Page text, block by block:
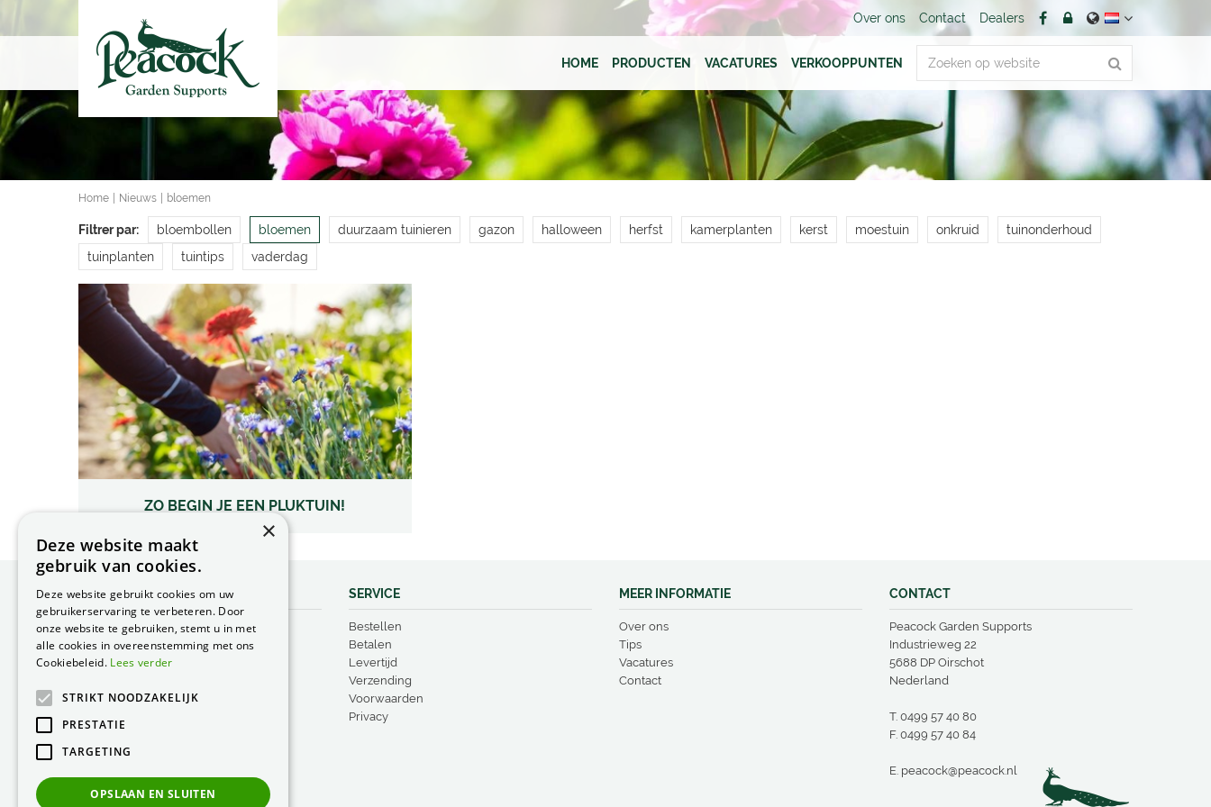
Home Nieuws bloemen
Over ons Contact Dealers
HOME PRODUCTEN VACATURES VERKOOPPUNTEN
Filtrer par: bloembollen bloemen duurzaam tuinieren gazon halloween herfst kamerplanten kerst moestuin onkruid
tuinonderhoud
tuinplanten
tuintips vaderdag
ZO BEGIN JE EEN PLUKTUIN!
ADVIES EN TIPS
Pinnups
Borderranden
Plantensteunen
Steunringen
SERVICE
Bestellen
Betalen
Levertijd
Verzending
Voorwaarden
Privacy
MEER INFORMATIE
Over ons
Tips
Vacatures
Contact
CONTACT
Peacock Garden Supports
Industrieweg 22
5688 DP Oirschot
Nederland
T. 0499 57 40 80
F. 0499 57 40 84
E. peacock@peacock.nl
×
Deze website maakt
gebruik van cookies.
Deze website gebruikt cookies om uw
gebruikerservaring te verbeteren. Door
onze website te gebruiken, stemt u in met
alle cookies in overeenstemming met ons
Cookiebeleid. Lees verder
STRIKT NOODZAKELIJK
PRESTATIE
TARGETING
OPSLAAN EN SLUITEN